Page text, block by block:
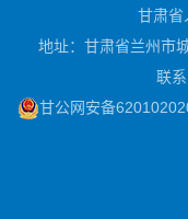
甘肃省
地址：甘肃省兰州市
联
甘公网安备